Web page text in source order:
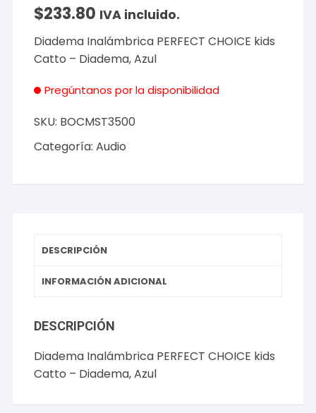
$233.80 IVA incluido.
Diadema Inalámbrica PERFECT CHOICE kids
Catto – Diadema, Azul
Pregúntanos por la disponibilidad
SKU: BOCMST3500
Categoría:Audio
DESCRIPCIÓN
INFORMACIÓN ADICIONAL
DESCRIPCIÓN
Diadema Inalámbrica PERFECT CHOICE kids
Catto – Diadema, Azul